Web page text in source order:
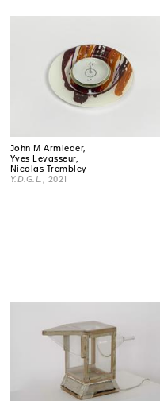
John M Armleder,
Yves Levasseur,
Nicolas Trembley
Y.D.G.L.
, 2021